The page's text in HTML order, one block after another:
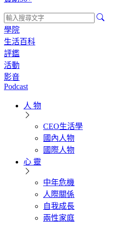
學院
生活百科
評鑑
活動
影音
Podcast
人 物
CEO生活學
國內人物
國際人物
心 靈
中年危機
人際關係
自我成長
兩性家庭